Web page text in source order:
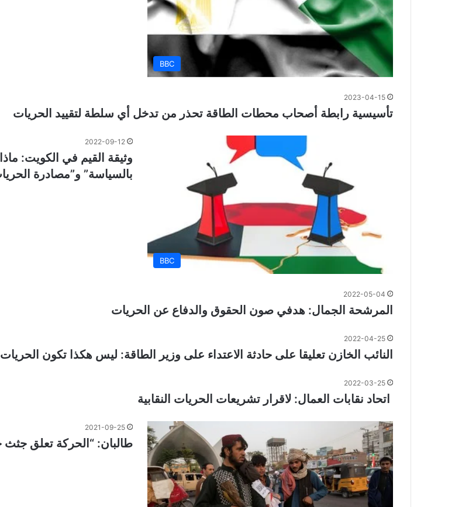
BBC
2023-04-15
تأسيسية رابطة أصحاب محطات الطاقة تحذر من تدخل أي سلطة لتقييد الحريات
BBC
2022-09-12
وثيقة القيم في الكويت:
بالسياسة” و”مصادرة
2022-05-04
المرشحة الجمال: هدفي صون الحقوق والدفاع عن الحريات
2022-04-25
النائب الخازن تعليقا على حادثة الاعتداء على وزير الطاقة: ليس هكذا تكون الحريات
2022-03-25
اتحاد نقابات العمال: لاقرار تشريعات الحريات النقابية
2021-09-25
طالبان: “الحركة تعلق